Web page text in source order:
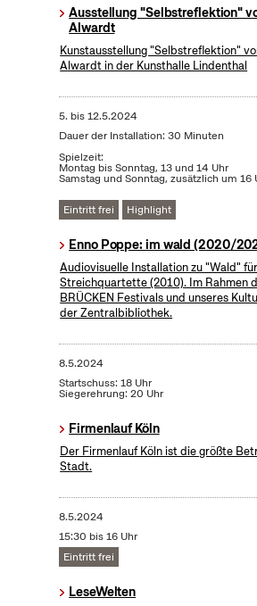
Ausstellung "Selbstreflektion"
Alwardt
Kunstausstellung "Selbstreflektion"
Alwardt in der Kunsthalle Lindenthal
5. bis12.5.2024
Dauer der Installation: 30 Minuten
Spielzeit:
Montag bis Sonntag, 13 und 14 Uhr
Samstag und Sonntag, zusätzlich um 16
Eintritt frei Highlight
Enno Poppe: im wald (2020/
Audiovisuelle Installation zu "Wald"
Streichquartette (2010). Im Rahmen
BRÜCKEN Festivals und unseres
der Zentralbibliothek.
8.5.2024
Startschuss: 18 Uhr
Siegerehrung: 20 Uhr
Firmenlauf Köln
Der Firmenlauf Köln ist die größte
Stadt.
8.5.2024
15:30 bis 16 Uhr
Eintritt frei
LeseWelten